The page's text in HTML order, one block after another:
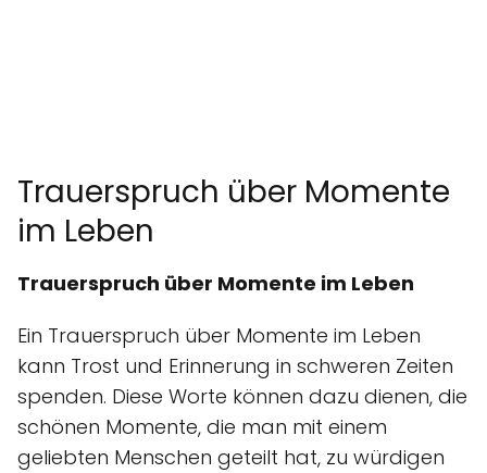
Trauerspruch über Momente
im Leben
Trauerspruch über Momente im Leben
Ein Trauerspruch über Momente im Leben
kann Trost und Erinnerung in schweren Zeiten
spenden. Diese Worte können dazu dienen, die
schönen Momente, die man mit einem
geliebten Menschen geteilt hat, zu würdigen